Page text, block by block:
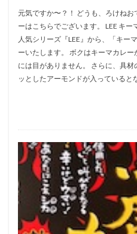
元気ですか〜？！ どうも、ろけね
ーはこちらでございます。 LEE キ
人気シリーズ『LEE』から、「キー
ーいたします。 ボクはキーマカレ
には目がありません。 さらに、具
ッとしたアーモンドが入っている